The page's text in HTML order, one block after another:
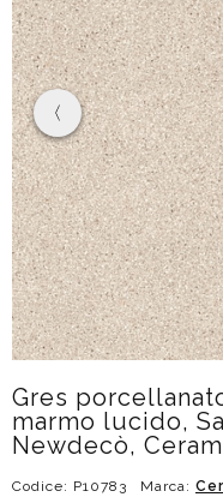
Gres
marmo lucido,
Newdecò,
Codice: P10783 Marca: